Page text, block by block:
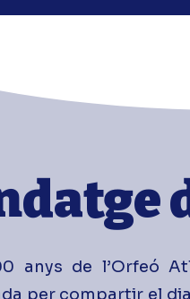
anys de l’Orfeó
per compartir el